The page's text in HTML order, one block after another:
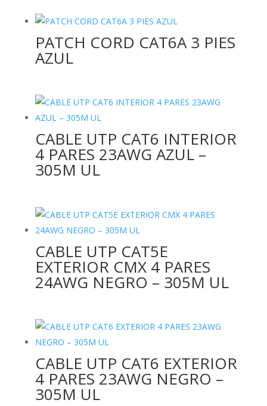
PATCH CORD CAT6A 3 PIES
AZUL
CABLE UTP CAT6 INTERIOR
4 PARES 23AWG AZUL –
305M UL
CABLE UTP CAT5E
EXTERIOR CMX 4 PARES
24AWG NEGRO – 305M UL
CABLE UTP CAT6 EXTERIOR
4 PARES 23AWG NEGRO –
305M UL